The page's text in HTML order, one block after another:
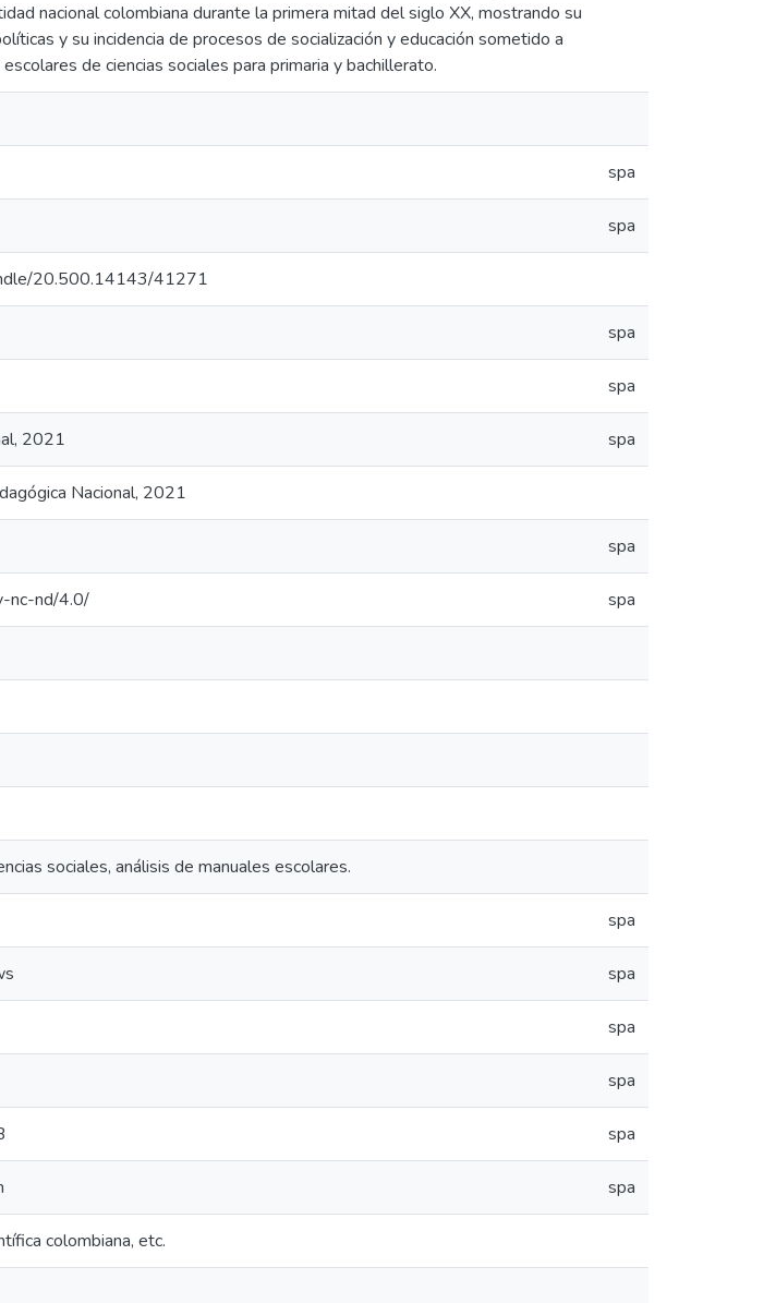
nacional colombiana durante la primera mitad del siglo XX, mostrando su
y su incidencia de procesos de socialización y educación sometido a
de ciencias sociales para primaria y bachillerato.
spa
spa
20.500.14143/41271
spa
spa
2021 spa
Nacional, 2021
spa
nc-nd/4.0/ spa
sociales, análisis de manuales escolares.
spa
spa
spa
spa
spa
spa
colombiana, etc.